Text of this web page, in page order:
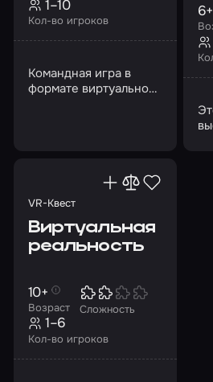
Кол-во игроков
1–10
Командная игра в
формате виртуальной
6+
VR-Квест
Виртуальная
реальность
Возраст
10+
Сложность
Кол-во игроков
1–6